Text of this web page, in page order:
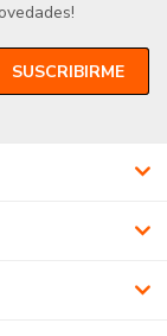
SUSCRIBIRME